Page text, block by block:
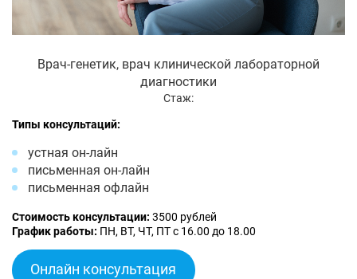
Врач-генетик, врач клинической лабораторной
диагностики
Стаж:
Типы консультаций:
устная он-лайн
письменная он-лайн
письменная офлайн
Стоимость консультации: 3500 рублей
График работы: ПН, ВТ, ЧТ, ПТ с 16.00 до 18.00
Онлайн консультация